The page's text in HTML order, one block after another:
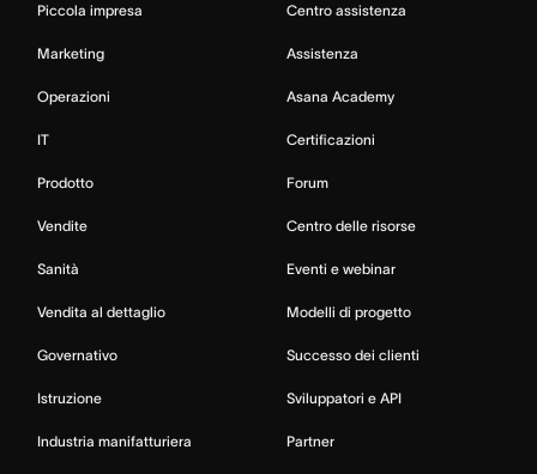
Piccola impresa
Marketing
Operazioni
IT
Prodotto
Vendite
Sanità
Vendita al dettaglio
Governativo
Istruzione
Industria manifatturiera
Centro assistenza
Assistenza
Asana Academy
Certificazioni
Forum
Centro delle risorse
Eventi e webinar
Modelli di progetto
Successo dei clienti
Sviluppatori e API
Partner